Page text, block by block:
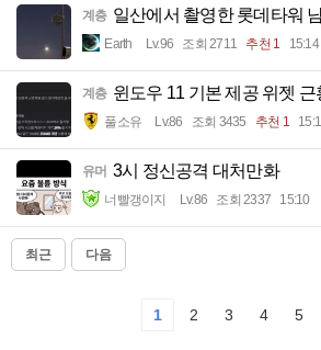
계층 일산에서 촬영한 롯데타워
Earth Lv.96 조회 2711 추천 1 15:14
계층 윈도우 11 기본 제공 위젯 근
풀소유 Lv.86 조회 3435 추천 1
유머 3시 정신공격 대처만화
너빨갱이지 Lv.86 조회 2337 15:10
최근 다음
1 2 3 4 5